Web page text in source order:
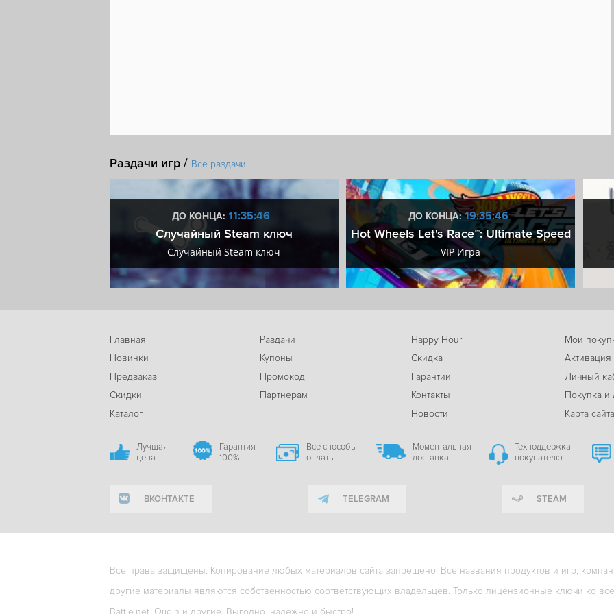
Раздачи игр / Все раздачи
ДО КОНЦА: 11:35:45
Случайный Steam ключ
Случайный Steam ключ
ДО КОНЦА:19:35:45
Hot Wheels Let's Race™: Ultimate Speed
VIP Игра
Главная
Новинки
Предзаказ
Скидки
Каталог
Раздачи
Купоны
Промокод
Партнерам
Happy Hour
Скидка
Гарантии
Контакты
Новости
Мои
Активация
Личный
Покупка и
Карта сайта
Лучшая
цена
Гарантия
100%
Все способы
оплаты
Моментальная
доставка
Техподдержка
покупателю
ВКОНТАКТЕ TELEGRAM STEAM
Все права защищены. Копирование любых материалов сайта запрещено! Все названия продуктов и игр,
другие материалы являются собственностью соответствующих владельцев. Только лицензионные ключи ко
Battle.net, Origin и другие. Выгодно, надежно и быстро!